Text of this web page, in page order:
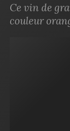
Ce vin de
couleur